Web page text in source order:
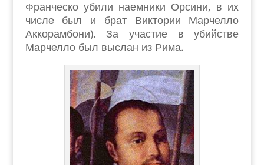
Франческо убили наемники Орсини, в их
числе был и брат Виктории Марчелло
Аккорамбони). За участие в убийстве
Марчелло был выслан из Рима.